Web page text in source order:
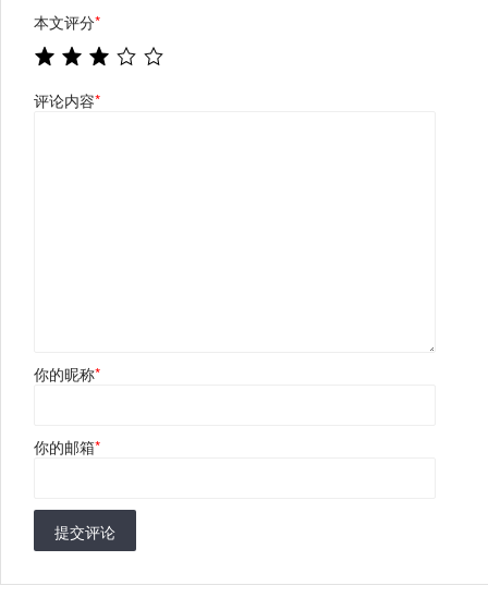
本文评分*
评论内容*
你的昵称*
你的邮箱*
提交评论